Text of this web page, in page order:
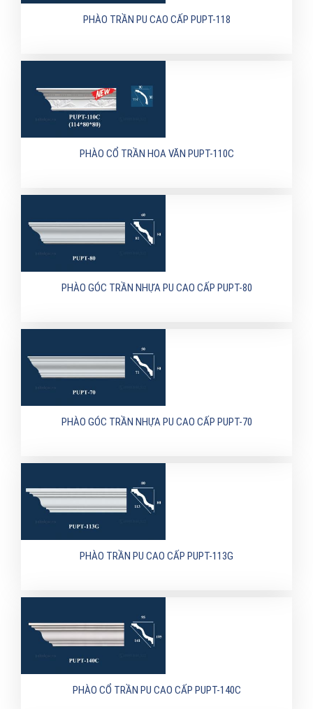
PHÀO TRẦN PU CAO CẤP PUPT-118
PHÀO CỔ TRẦN HOA VĂN PUPT-110C
PHÀO GÓC TRẦN NHỰA PU CAO CẤP PUPT-80
PHÀO GÓC TRẦN NHỰA PU CAO CẤP PUPT-70
PHÀO TRẦN PU CAO CẤP PUPT-113G
PHÀO CỔ TRẦN PU CAO CẤP PUPT-140C